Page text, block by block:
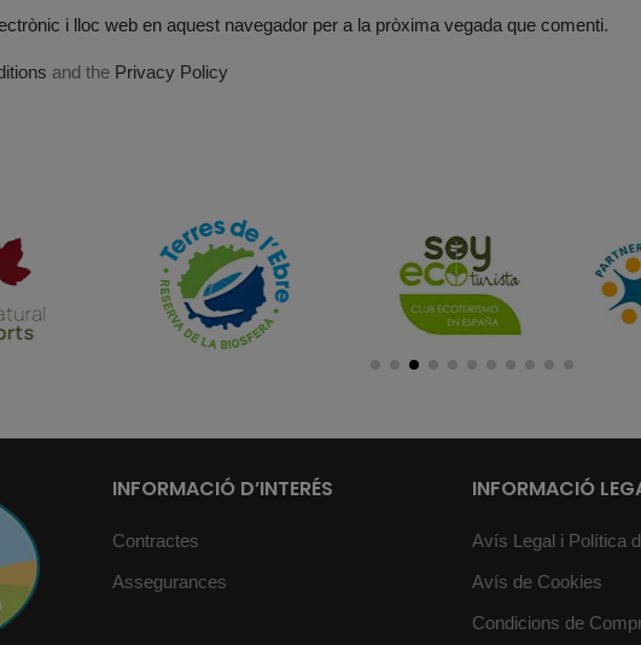
i lloc web en aquest navegador per a la pròxima vegada que comenti.
and the Privacy Policy
INFORMACIÓ D’INTERÉS
Contractes
INFORMACIÓ
Avís Legal i Política
Avís de Cookies